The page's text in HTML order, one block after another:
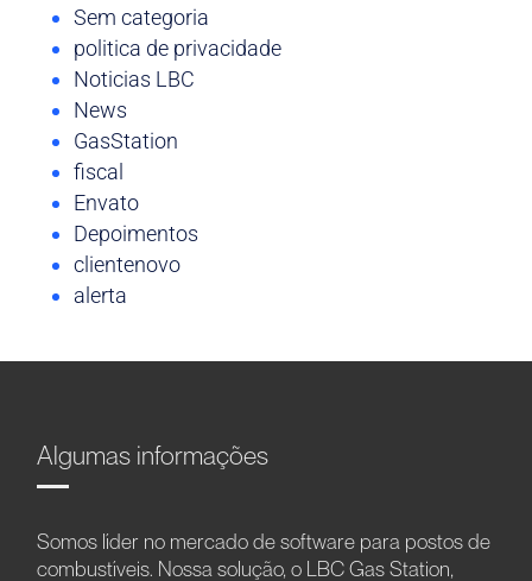
Sem categoria
politica de privacidade
Noticias LBC
News
GasStation
fiscal
Envato
Depoimentos
clientenovo
alerta
Algumas informações
Somos líder no mercado de software para postos de
combustíveis. Nossa solução, o LBC Gas Station,